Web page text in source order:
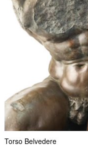
Torso Belvedere